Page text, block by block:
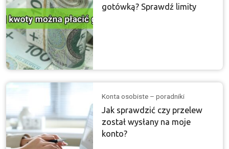
gotówką? Sprawdź limity
Konta osobiste – poradniki
Jak sprawdzić czy przelew
został wysłany na moje
konto?